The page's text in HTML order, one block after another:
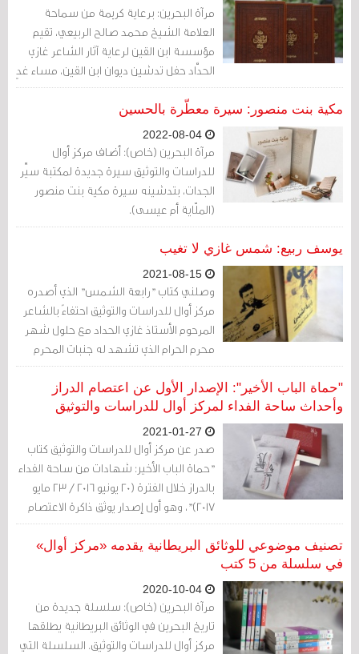
مرآة البحرين: برعاية كريمة من سماحة
العلامة الشيخ محمد صالح الربيعي، تقيم
مؤسسة ابن القين لرعاية آثار الشاعر غازي
الحدَّاد حفل تدشين ديوان ابن القين، مساء غدٍ
السبت في مأتم السنابس.
مكية بنت منصور: سيرة معطّرة بالحسين
مرآة البحرين (خاص): أضاف مركز أوال
للدراسات والتوثيق سيرة جديدة لمكتبة سيِّر
الجدات، بتدشينه سيرة مكية بنت منصور
(الملّاية أم عيسى).
يوسف ربيع: شمس غازي لا تغيب
وصلني كتاب "رابعة الشمس" الذي أصدره
مركز أوال للدراسات والتوثيق احتفاءً بالشاعر
المرحوم الأستاذ غازي الحداد مع حلول شهر
محرم الحرام الذي تشهد له جنبات المحرم
حضور غازي الشاعر والانسان.
"حماة الباب الأخير": الإصدار الأول عن اعتصام الدراز
وأحداث ساحة الفداء لمركز أوال للدراسات والتوثيق
صدر عن مركز أوال للدراسات والتوثيق كتاب
"حماة الباب الأخير: شهادات من ساحة الفداء
بالدراز خلال الفترة (20 يونيو 2016 / 23 مايو
2017)"، وهو أول إصدار يوثق ذاكرة الاعتصام
الذي شهدته الدراز من 20 يونيو / حزيران 2016،
وحتى 23 مايو / أيار 2017.
تصنيف موضوعي للوثائق البريطانية يقدمه «مركز أوال»
في سلسلة من 5 كتب
مرآة البحرين (خاص): سلسلة جديدة من
تاريخ البحرين في الوثائق البريطانية يطلقها
مركز أوال للدراسات والتوثيق. السلسلة التي